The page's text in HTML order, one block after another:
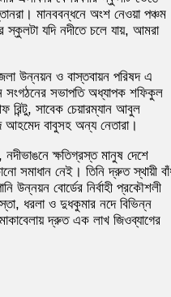
মানববন্ধনে অংশ নেওয়া পঞ্চম
স্কুলটা যদি নদীতে চলে যায়, আমরা
উন্নয়ন ও বাস্তবায়ন পরিষদ এ
সভাপতি অধ্যাপক শফিকুল
রিন্টু, সাবেক চেয়ারম্যান আবুল
আহমেদ বাবুসহ অন্য নেতারা।
ক্ষতিগ্রস্ত মানুষ দেশে
সমাধান নেই। তিনি দ্রুত স্থায়ী
উন্নয়ন বোর্ডের নির্বাহী প্রকৌশলী
ধরলা ও দুধকুমার নদে বিভিন্ন
দ্রুত এক লাখ জিওব্যাগের